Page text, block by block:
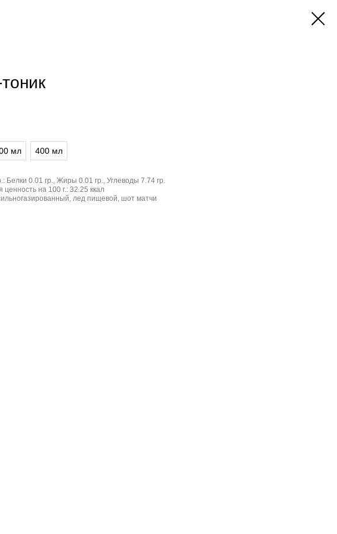
мл 400 мл
Белки 0.01 гр., Жиры 0.01 гр., Углеводы 7.74 гр.
ценность на 100 г.: 32.25 ккал
лед пищевой, шот матчи